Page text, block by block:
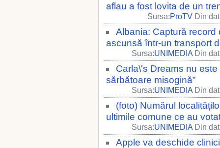
aflau a fost lovita de un
Sursa:ProTV Din
Albania: Captură
ascunsă într-un transport
Sursa:UNIMEDIA Din
Carla\'s Dreams nu
sărbătoare misogină”
Sursa:UNIMEDIA Din
(foto) Numărul
ultimile comune ce au
Sursa:UNIMEDIA Din
Apple va deschide